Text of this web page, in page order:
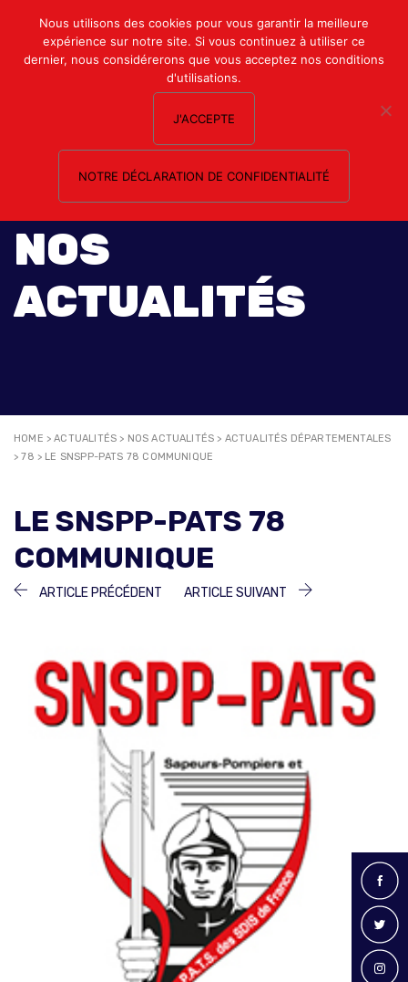
Mon compte
Nous contacter
NOS
ACTUALITÉS
HOME >ACTUALITÉS > NOS ACTUALITÉS > ACTUALITÉS DÉPARTEMENTALES
>78 > LE SNSPP-PATS 78 COMMUNIQUE
LE SNSPP-PATS 78
COMMUNIQUE
NAVIGATION
ARTICLE PRÉCÉDENT ARTICLE
ARTICLE SUIVANT
ARTICLE
Nous utilisons des cookies pour vous garantir la meilleure
expérience sur notre site. Si vous continuez à utiliser ce
dernier, nous considérerons que vous acceptez nos conditions
d'utilisations.
J'ACCEPTE
NOTRE DÉCLARATION DE CONFIDENTIALITÉ